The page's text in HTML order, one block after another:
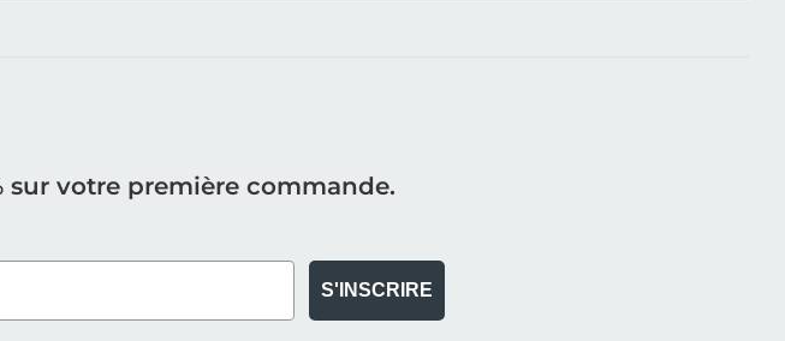
sur votre première commande.
S'INSCRIRE